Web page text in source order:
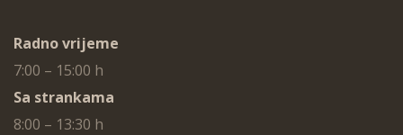
Radno vrijeme
7:00 – 15:00 h
Sa strankama
8:00 – 13:30 h